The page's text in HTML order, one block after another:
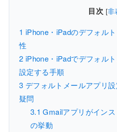
目次 [非
1 iPhone・iPadのデフォル
性
2 iPhone・iPadでデフォル
設定する手順
3 デフォルトメールアプリ
疑問
3.1 Gmailアプリがイン
の挙動